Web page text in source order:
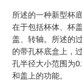
所述的一种新型杯
在于包括杯体、杯
盖、转轴。所述的
的带孔杯底盒上，
孔半径大小范围为
和盖上的功能。